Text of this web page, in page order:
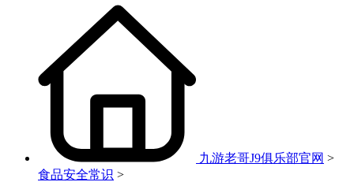
九游老哥J9俱乐部官网 >
食品安全常识 >